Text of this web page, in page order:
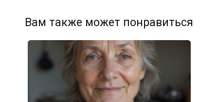
Вам также может понравиться